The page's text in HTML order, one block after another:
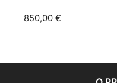
850,00 €